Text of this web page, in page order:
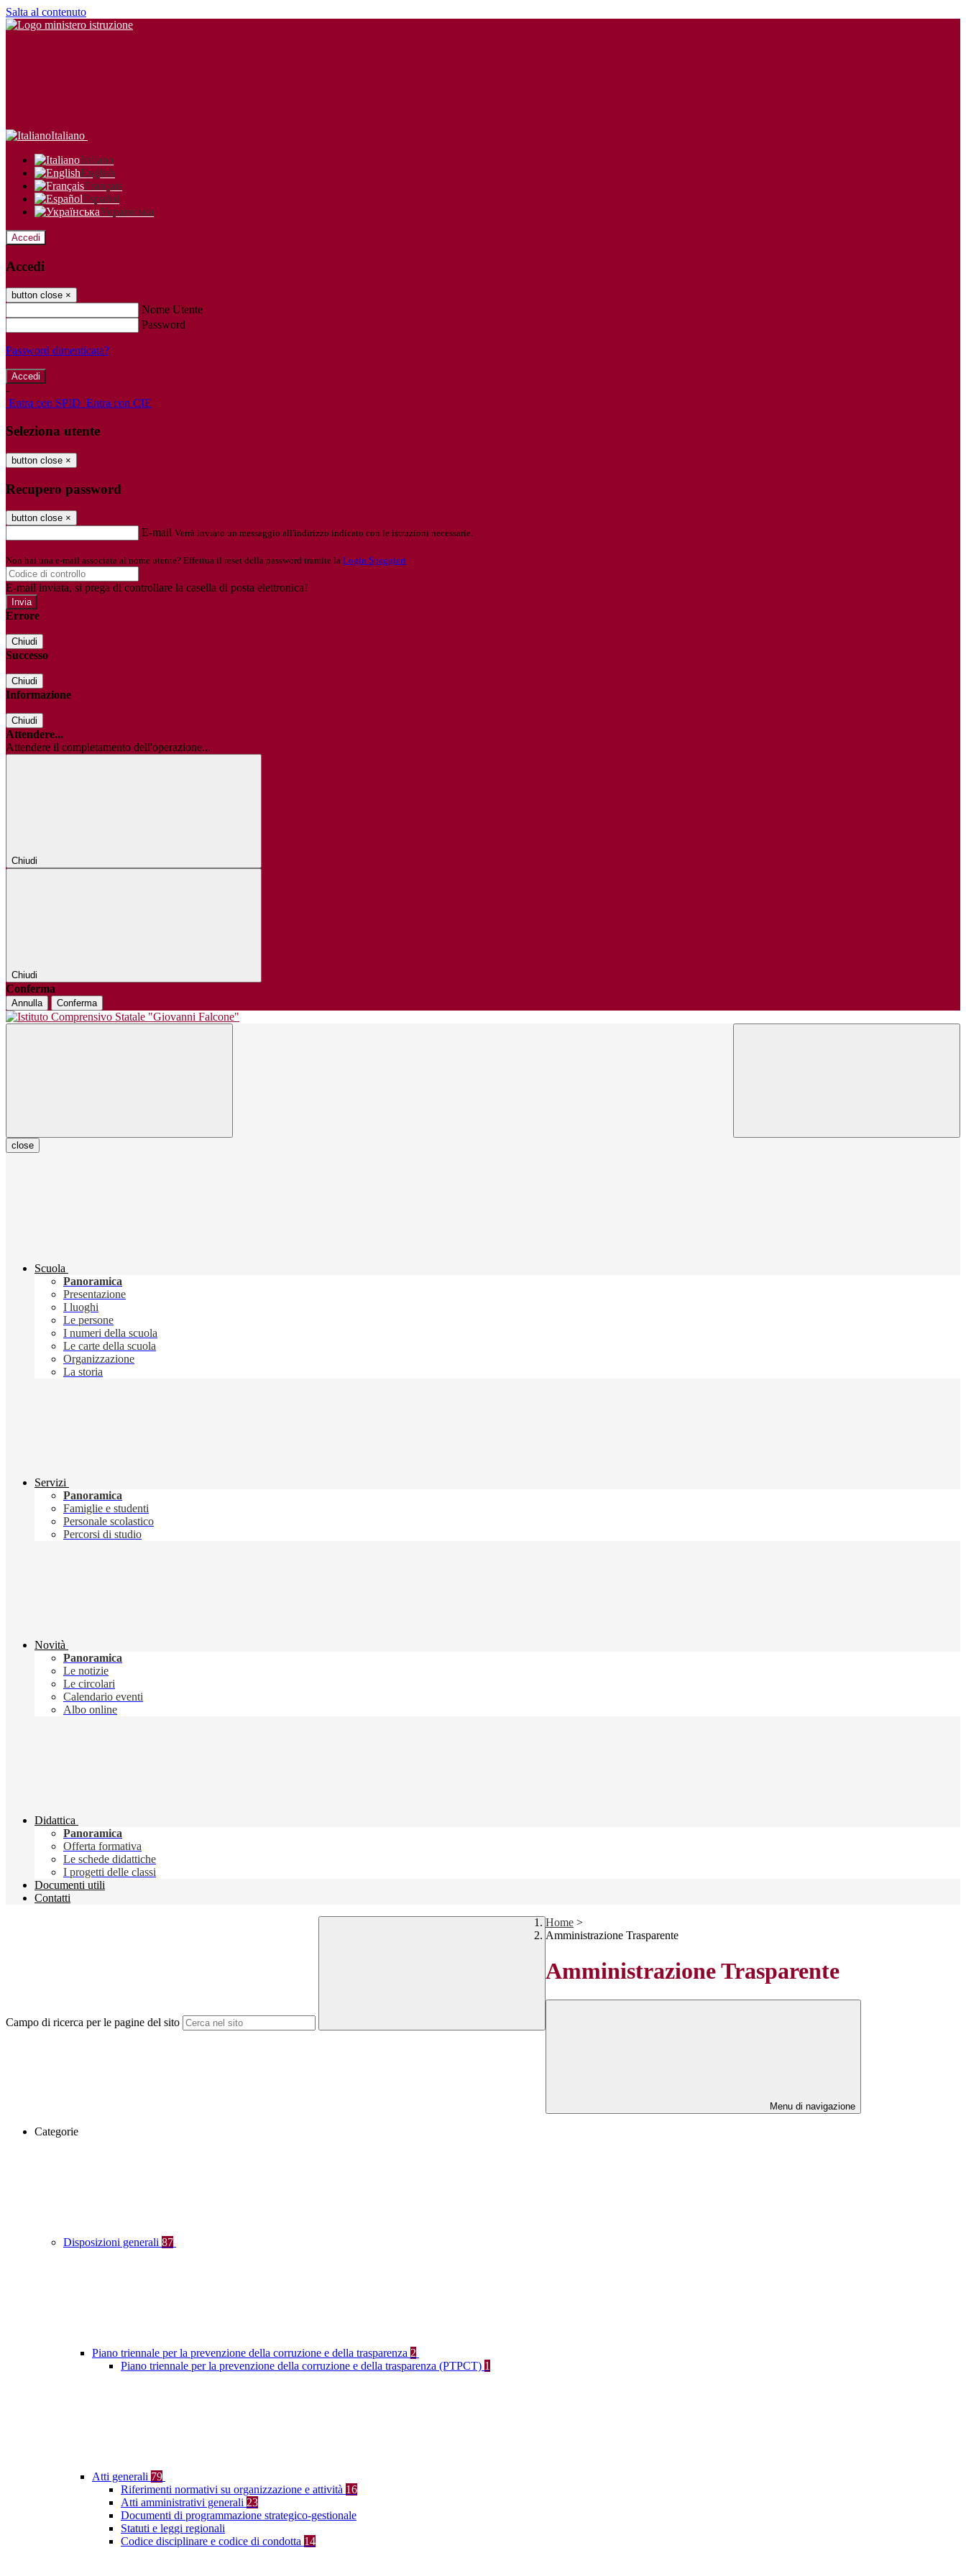
Salta al contenuto
Italiano
Italiano
English
Français
Español
Українська
Accedi
Accedi
button close ×
Nome Utente
Password
Password dimenticata?
-
Entra con SPID Entra con CIE
Seleziona utente
button close ×
Recupero password
button close ×
E-mail Verrà inviato un messaggio all'indirizzo indicato con le istruzioni necessarie.
Non hai una e-mail associata al nome utente? Effettua il reset della password tramite la Login Spaggiari
E-mail inviata, si prega di controllare la casella di posta elettronica!
Errore
Chiudi
Successo
Chiudi
Informazione
Chiudi
Attendere...
Attendere il completamento dell'operazione...
Chiudi
Chiudi
Conferma
Annulla Conferma
close
Scuola
Panoramica
Presentazione
I luoghi
Le persone
I numeri della scuola
Le carte della scuola
Organizzazione
La storia
Servizi
Panoramica
Famiglie e studenti
Personale scolastico
Percorsi di studio
Novità
Panoramica
Le notizie
Le circolari
Calendario eventi
Albo online
Didattica
Panoramica
Offerta formativa
Le schede didattiche
I progetti delle classi
Documenti utili
Contatti
Campo di ricerca per le pagine del sito
Home >
Amministrazione Trasparente
Amministrazione Trasparente
Menu di navigazione
Categorie
Disposizioni generali 87
Piano triennale per la prevenzione della corruzione e della trasparenza 2
Piano triennale per la prevenzione della corruzione e della trasparenza (PTPCT) 1
Atti generali 79
Riferimenti normativi su organizzazione e attività 16
Atti amministrativi generali 23
Documenti di programmazione strategico-gestionale
Statuti e leggi regionali
Codice disciplinare e codice di condotta 14